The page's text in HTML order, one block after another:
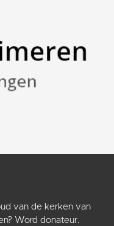
van de kerken van
Word donateur.